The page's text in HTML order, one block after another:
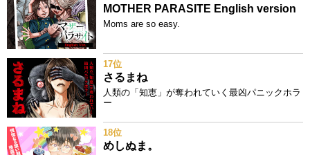
MOTHER PARASITE English version
Moms are so easy.
17位
さるまね
人類の「知恵」が奪われていく最凶パニックホラ
ー
18位
めしぬま。